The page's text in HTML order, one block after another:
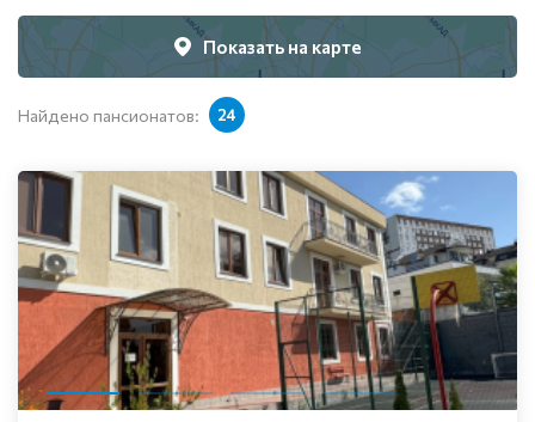
Показать на карте
Найдено пансионатов: 24